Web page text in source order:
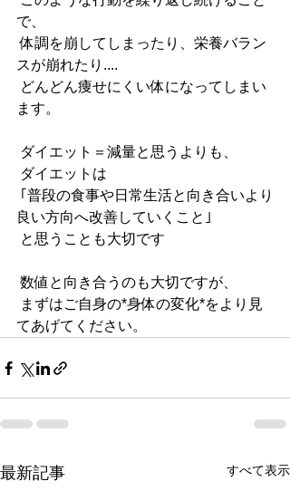
で、
体調を崩してしまったり、栄養バラン
スが崩れたり....
ます。
ダイエット＝減量と思うよりも、
ダイエットは
｢普段の食事や日常生活と向き合いより
良い方向へ改善していくこと｣
と思うことも大切です
数値と向き合うのも大切ですが、
まずはご自身の*身体の変化*をより見
てあげてください。
最新記事 すべて表示